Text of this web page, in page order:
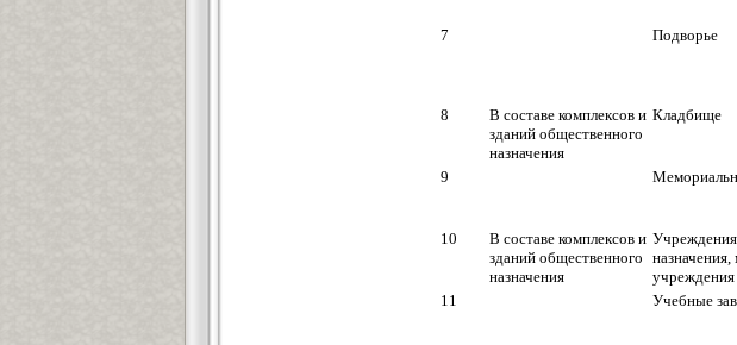
7 Подворье
8
В составе комплексов и
зданий общественного
назначения
Кладбище
9
10
В составе комплексов и
зданий общественного
назначения
Учреждения
учреждения
11 Учебные